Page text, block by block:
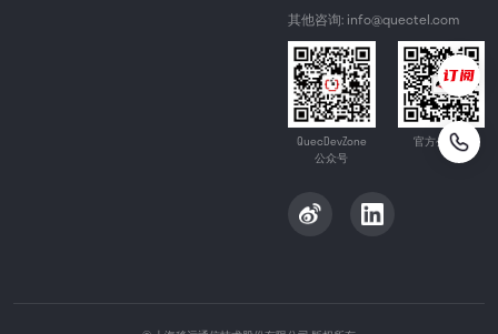
其他咨询: info@quectel.com
QuecDevZone
公众号
官方公众号